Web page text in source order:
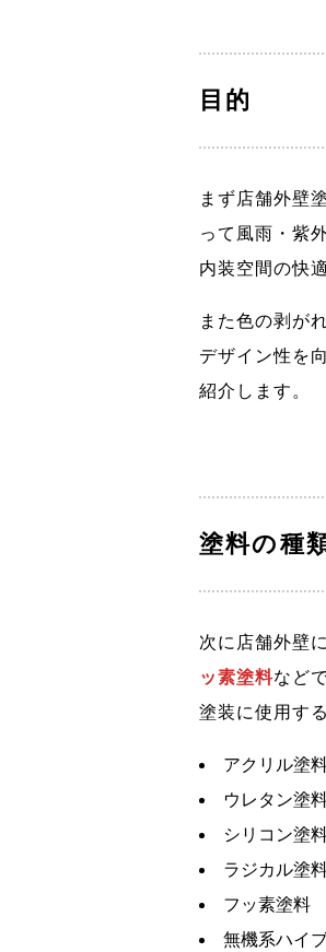
目的
まず店舗外壁
って風雨・紫
内装空間の快
また色の剥が
デザイン性を
紹介します。
塗料の種
次に店舗外壁
ッ素塗料など
塗装に使用す
アクリル
ウレタン
シリコン
ラジカル
フッ素塗
無機系ハイ